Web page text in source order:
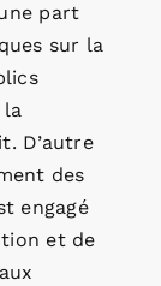
part
sur la
la
D’autre
des
engagé
et de